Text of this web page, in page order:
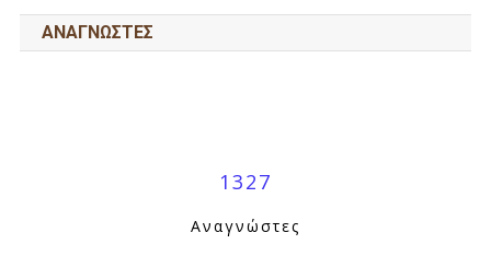
ΑΝΑΓΝΩΣΤΕΣ
1327
Αναγνώστες